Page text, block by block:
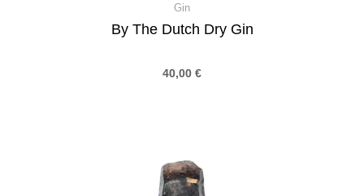
Gin
By The Dutch Dry Gin
40,00 €